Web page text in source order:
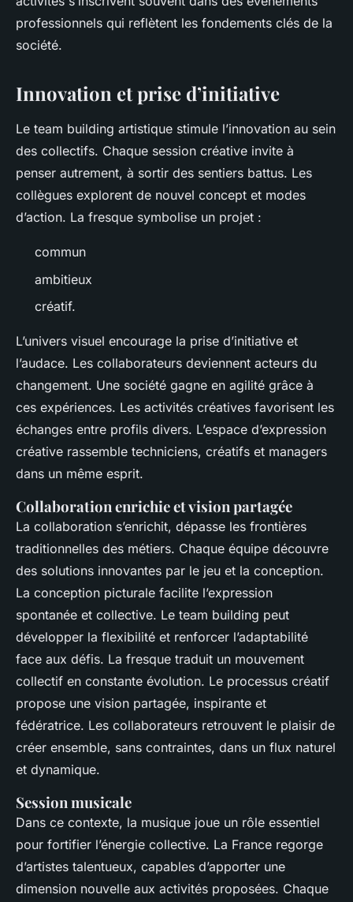
professionnels qui reflètent les fondements clés de la
société.
Innovation et prise d’initiative
Le team building artistique stimule l’innovation au sein
des collectifs. Chaque session créative invite à
penser autrement, à sortir des sentiers battus. Les
collègues explorent de nouvel concept et modes
d’action. La fresque symbolise un projet :
commun
ambitieux
créatif.
L’univers visuel encourage la prise d’initiative et
l’audace. Les collaborateurs deviennent acteurs du
changement. Une société gagne en agilité grâce à
ces expériences. Les activités créatives favorisent les
échanges entre profils divers. L’espace d’expression
créative rassemble techniciens, créatifs et managers
dans un même esprit.
Collaboration enrichie et vision partagée
La collaboration s’enrichit, dépasse les frontières
traditionnelles des métiers. Chaque équipe découvre
des solutions innovantes par le jeu et la conception.
La conception picturale facilite l’expression
spontanée et collective. Le team building peut
développer la flexibilité et renforcer l’adaptabilité
face aux défis. La fresque traduit un mouvement
collectif en constante évolution. Le processus créatif
propose une vision partagée, inspirante et
fédératrice. Les collaborateurs retrouvent le plaisir de
créer ensemble, sans contraintes, dans un flux naturel
et dynamique.
Session musicale
Dans ce contexte, la musique joue un rôle essentiel
pour fortifier l’énergie collective. La France regorge
d’artistes talentueux, capables d’apporter une
dimension nouvelle aux activités proposées. Chaque